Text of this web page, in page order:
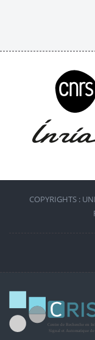
COPYRIGHTS :